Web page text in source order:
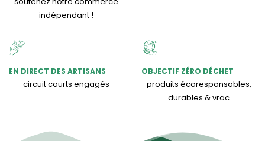
indépendant !
EN DIRECT DES ARTISANS
circuit courts engagés
OBJECTIF ZÉRO DÉCHET
produits écoresponsables,
durables & vrac